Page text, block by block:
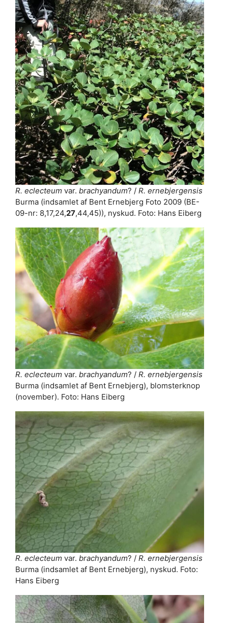
R. eclecteum var. brachyandum? / R. ernebjergensis
Burma (indsamlet af Bent Ernebjerg Foto 2009 (BE-
09-nr: 8,17,24,27,44,45)), nyskud. Foto: Hans Eiberg
R. eclecteum var. brachyandum? / R. ernebjergensis
Burma (indsamlet af Bent Ernebjerg), blomsterknop
(november). Foto: Hans Eiberg
R. eclecteum var. brachyandum? / R. ernebjergensis
Burma (indsamlet af Bent Ernebjerg), nyskud. Foto:
Hans Eiberg